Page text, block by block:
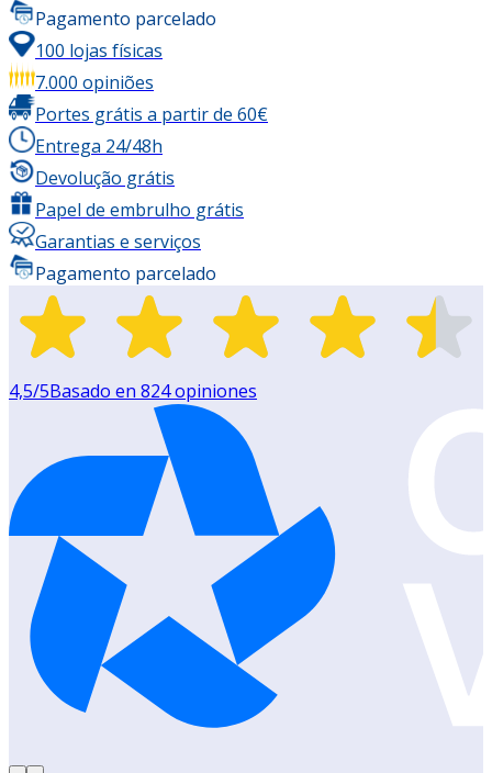
Pagamento parcelado
100 lojas físicas
7.000 opiniões
Portes grátis a partir de 60€
Entrega 24/48h
Devolução grátis
Papel de embrulho grátis
Garantias e serviços
Pagamento parcelado
4,5/5Basado en 824opiniones